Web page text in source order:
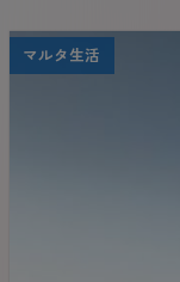
マルタ生活